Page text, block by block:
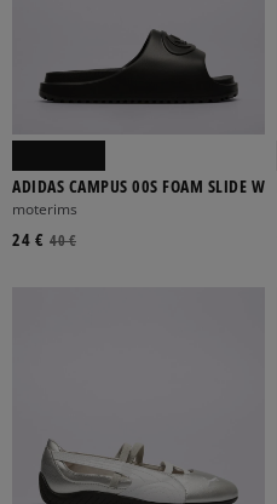
ADIDAS CAMPUS 00S FOAM SLIDE W
moterims
40 €
24 €